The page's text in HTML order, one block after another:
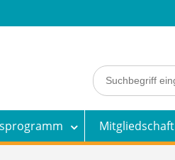
Search
for:
Mitgliedschaft